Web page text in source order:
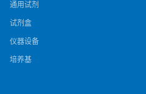
通用试剂
试剂盒
仪器设备
培养基